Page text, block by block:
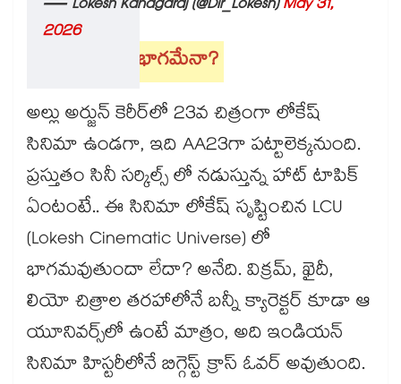
— Lokesh Kanagaraj (@Dir_Lokesh)May 31,
2026
AA23 LCUలో భాగమేనా?
అల్లు అర్జున్ కెరీర్‌లో 23వ చిత్రంగా లోకేష్
సినిమా ఉండగా, ఇది AA23గా పట్టాలెక్కనుంది.
ప్రస్తుతం సినీ సర్కిల్స్ లో నడుస్తున్న హాట్ టాపిక్
ఏంటంటే.. ఈ సినిమా లోకేష్ సృష్టించిన LCU
(Lokesh Cinematic Universe) లో
భాగమవుతుందా లేదా? అనేది. విక్రమ్, ఖైదీ,
లియో చిత్రాల తరహాలోనే బన్నీ క్యారెక్టర్ కూడా ఆ
యూనివర్స్‌లో ఉంటే మాత్రం, అది ఇండియన్
సినిమా హిస్టరీలోనే బిగ్గెస్ట్ క్రాస్ ఓవర్ అవుతుంది.